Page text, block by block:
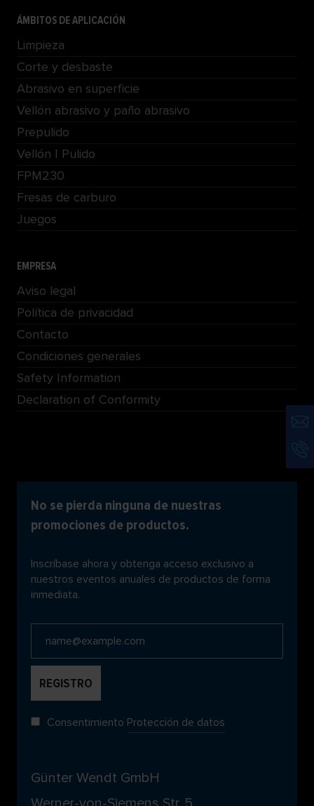
ÁMBITOS DE APLICACIÓN
Limpieza
Corte y desbaste
Abrasivo en superficie
Vellón abrasivo y paño abrasivo
Prepulido
Vellón | Pulido
FPM230
Fresas de carburo
Juegos
EMPRESA
Aviso legal
Política de privacidad
Contacto
Condiciones generales
Safety Information
Declaration of Conformity
No se pierda ninguna de nuestras
promociones de productos.
Inscríbase ahora y obtenga acceso exclusivo a
nuestros eventos anuales de productos de forma
inmediata.
Consentimiento Protección de datos
Günter Wendt GmbH